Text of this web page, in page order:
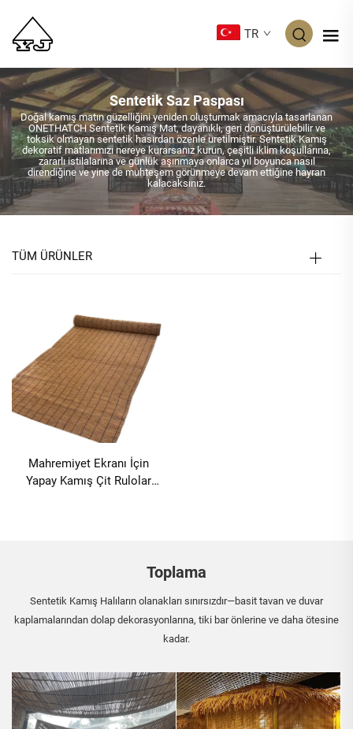
TR
Sentetik Saz Paspası
Doğal kamış matın güzelliğini yeniden oluşturmak amacıyla tasarlanan
ONETHATCH Sentetik Kamış Mat, dayanıklı, geri dönüştürülebilir ve
toksik olmayan sentetik hasırdan özenle üretilmiştir. Sentetik Kamış
dekoratif matlarımızı nereye kurarsanız kurun, çeşitli iklim koşullarına,
zararlı istilalarına ve günlük aşınmaya onlarca yıl boyunca nasıl
direndiğine ve yine de muhteşem görünmeye devam ettiğine hayran
kalacaksınız.
TÜM ÜRÜNLER
Mahremiyet Ekranı İçin
Yapay Kamış Çit Rulolar
Toplama
Sentetik Kamış Halıların olanakları sınırsızdır—basit tavan ve duvar
kaplamalarından dolap dekorasyonlarına, tiki bar önlerine ve daha ötesine
kadar.